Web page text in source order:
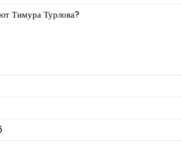
Тимура Турлова?